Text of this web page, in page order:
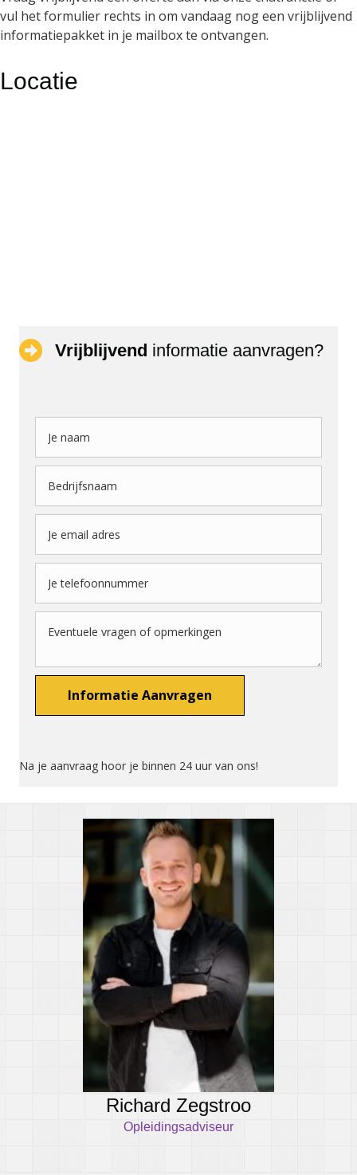
vul het formulier rechts in om vandaag nog een vrijblijvend
informatiepakket in je mailbox te ontvangen.
Locatie
Vrijblijvend informatie aanvragen?
Na je aanvraag hoor je binnen 24 uur van ons!
Richard Zegstroo
Opleidingsadviseur